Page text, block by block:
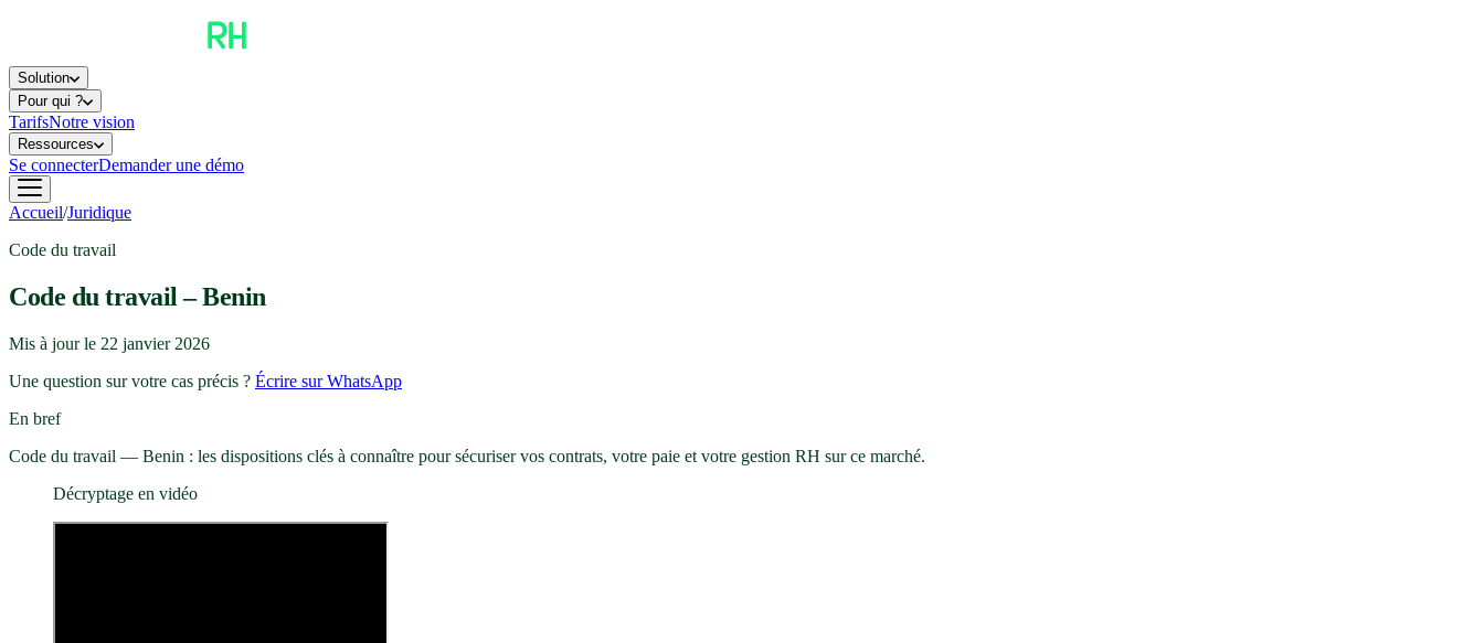
Solution
Pour qui ?
TarifsNotre vision
Ressources
Se connecterDemander une démo
Accueil/Juridique
Code du travail
Code du travail – Benin
Mis à jour le 22 janvier 2026
Une question sur votre cas précis ? Écrire sur WhatsApp
En bref
Code du travail — Benin : les dispositions clés à connaître pour sécuriser vos contrats, votre paie et votre gestion RH sur ce marché.
Décryptage en vidéo